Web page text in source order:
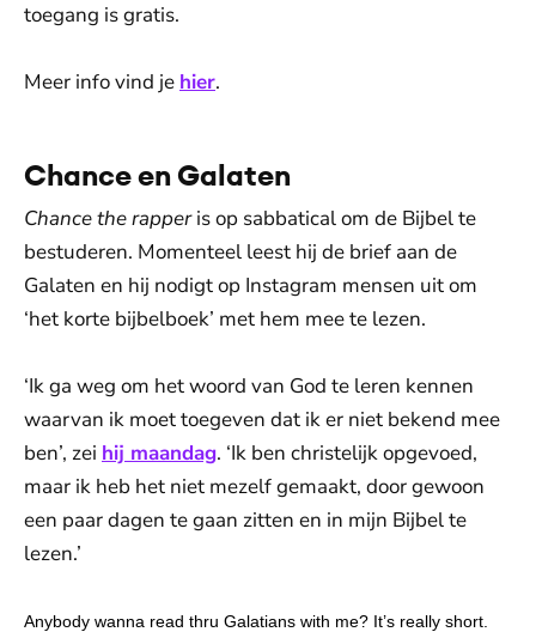
toegang is gratis.
Meer info vind je hier.
Chance en Galaten
Chance the rapperis op sabbatical om de Bijbel te
bestuderen. Momenteel leest hij de brief aan de
Galaten en hij nodigt op Instagram mensen uit om
‘het korte bijbelboek’ met hem mee te lezen.
‘Ik ga weg om het woord van God te leren kennen
waarvan ik moet toegeven dat ik er niet bekend mee
ben’, zei hij maandag. ‘Ik ben christelijk opgevoed,
maar ik heb het niet mezelf gemaakt, door gewoon
een paar dagen te gaan zitten en in mijn Bijbel te
lezen.’
Anybody wanna read thru Galatians with me? It’s really short.